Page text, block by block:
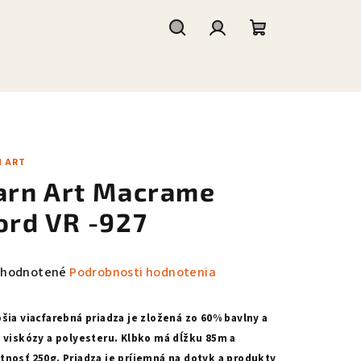
košík
ART
Art Macrame
VR -927
Podrobnosti hodnotenia
viacfarebná priadza je zložená zo 60% bavlny a
viskózy a polyesteru. Klbko má dĺžku 85m a